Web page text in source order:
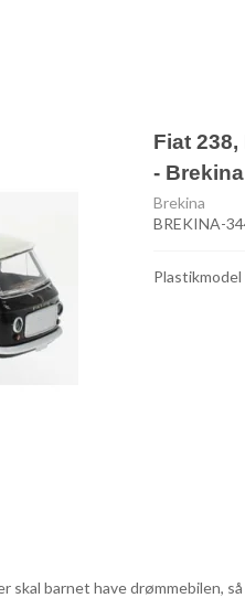
Fiat
- Brekina
Brekina
BREKINA-
skal barnet have drømmebilen,